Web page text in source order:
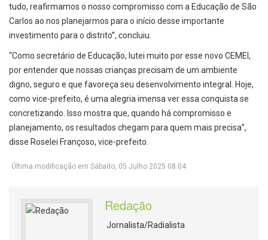
tudo, reafirmamos o nosso compromisso com a Educação de São
Carlos ao nos planejarmos para o início desse importante
investimento para o distrito”, concluiu.
“Como secretário de Educação, lutei muito por esse novo CEMEI,
por entender que nossas crianças precisam de um ambiente
digno, seguro e que favoreça seu desenvolvimento integral. Hoje,
como vice-prefeito, é uma alegria imensa ver essa conquista se
concretizando. Isso mostra que, quando há compromisso e
planejamento, os resultados chegam para quem mais precisa”,
disse Roselei Françoso, vice-prefeito.
Última modificação em Sábado, 05 Julho 2025 08:04
Redação
Jornalista/Radialista